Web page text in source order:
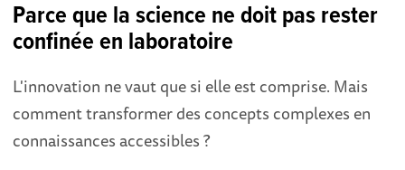
Parce que la science ne doit pas rester
confinée en laboratoire
L'innovation ne vaut que si elle est comprise. Mais
comment transformer des concepts complexes en
connaissances accessibles ?